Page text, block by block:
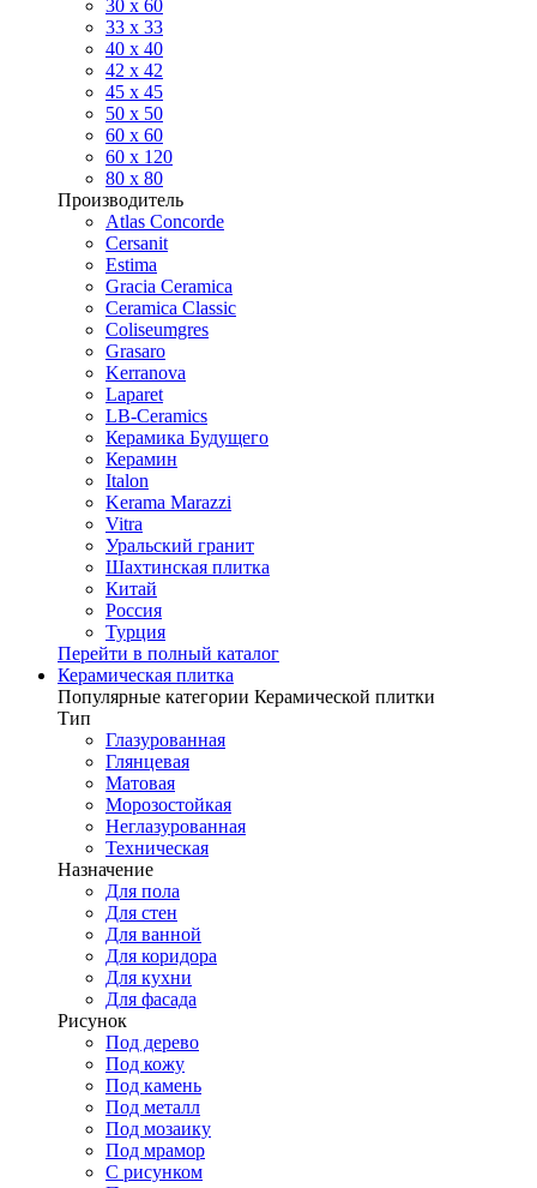
30 x 60
33 x 33
40 х 40
42 x 42
45 x 45
50 x 50
60 х 60
60 x 120
80 x 80
Производитель
Atlas Concorde
Cersanit
Estima
Gracia Ceramica
Ceramica Classic
Coliseumgres
Grasaro
Kerranova
Laparet
LB-Ceramics
Керамика Будущего
Керамин
Italon
Kerama Marazzi
Vitra
Уральский гранит
Шахтинская плитка
Китай
Россия
Турция
Перейти в полный каталог
Керамическая плитка
Популярные категории Керамической плитки
Тип
Глазурованная
Глянцевая
Матовая
Морозостойкая
Неглазурованная
Техническая
Назначение
Для пола
Для стен
Для ванной
Для коридора
Для кухни
Для фасада
Рисунок
Под дерево
Под кожу
Под камень
Под металл
Под мозаику
Под мрамор
С рисунком